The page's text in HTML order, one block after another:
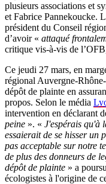
plusieurs associations et
et Fabrice Pannekoucke.
président du Conseil
d’avoir « attaqué
critique vis-à-vis de
Ce jeudi 27 mars, en
régional Auvergne-
dépôt de plainte en
propos. Selon le média
intervention en déclarant
peine ». « J'espérais qu'à
essaierait de se hisser un
pas acceptable sur notre
de plus des donneurs de
dépôt de plainte » a
écologistes à l'origine de